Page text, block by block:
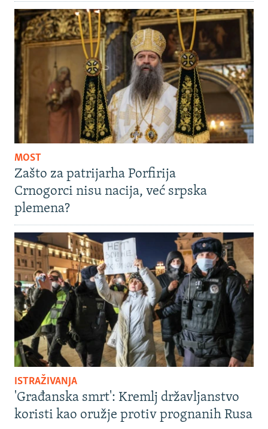
MOST
Zašto za patrijarha Porfirija
Crnogorci nisu nacija, već srpska
plemena?
ISTRAŽIVANJA
'Građanska smrt': Kremlj državljanstvo
koristi kao oružje protiv prognanih Rusa